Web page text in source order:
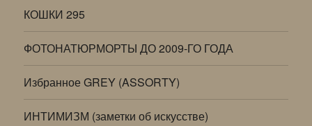
КОШКИ 295
ФОТОНАТЮРМОРТЫ ДО 2009-ГО ГОДА
Избранное GREY (ASSORTY)
ИНТИМИЗМ (заметки об искусстве)